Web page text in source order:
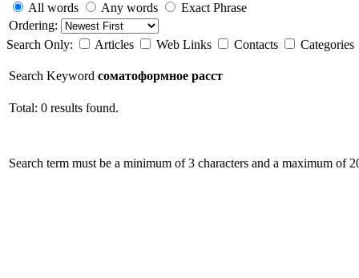
All words Any words
Exact Phrase
Ordering:
Search Only:
Articles Web Links Contacts Categories
Search Keyword соматоформное расст
Total: 0 results found.
Search term must be a minimum of 3 characters and a maximum of